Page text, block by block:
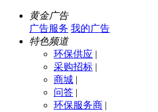
黄金广告
广告服务 我的广告
特色频道
环保供应 |
采购招标 |
商城 |
问答 |
环保服务商 |